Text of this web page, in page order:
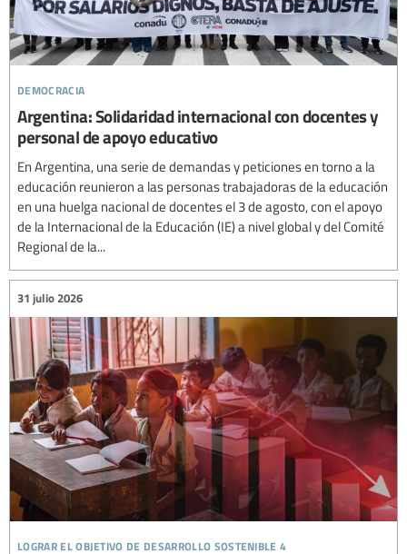
democracia
Argentina: Solidaridad internacional con docentes y
personal de apoyo educativo
En Argentina, una serie de demandas y peticiones en torno a la
educación reunieron a las personas trabajadoras de la educación
en una huelga nacional de docentes el 3 de agosto, con el apoyo
de la Internacional de la Educación (IE) a nivel global y del Comité
Regional de la...
lograr el objetivo de desarrollo sostenible 4
31 julio 2026